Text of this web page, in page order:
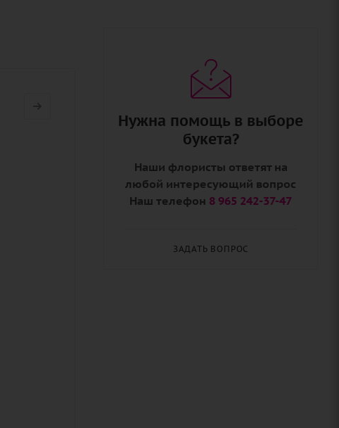
Нужна помощь в выборе
букета?
Наши флористы ответят на
любой интересующий вопрос
Наш телефон 8 965 242-37-47
ЗАДАТЬ ВОПРОС